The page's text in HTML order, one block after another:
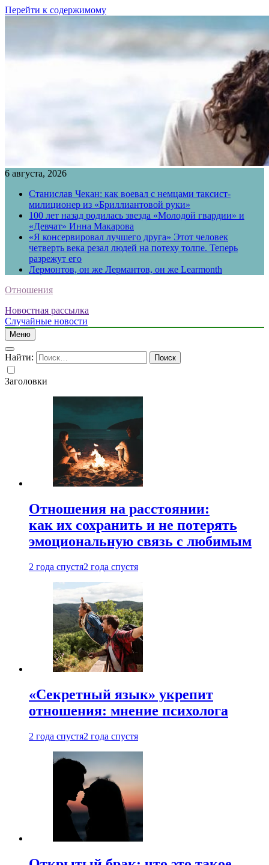
Перейти к содержимому
6 августа, 2026
Станислав Чекан: как воевал с немцами таксист-
милиционер из «Бриллиантовой руки»
100 лет назад родилась звезда «Молодой гвардии» и
«Девчат» Инна Макарова
«Я консервировал лучшего друга» Этот человек
четверть века резал людей на потеху толпе. Теперь
разрежут его
Лермонтов, он же Лермантов, он же Learmonth
Отношения
Новостная рассылка
Случайные новости
Меню
Найти:
Заголовки
Отношения на расстоянии:
как их сохранить и не потерять
эмоциональную связь с любимым
2 года спустя2 года спустя
«Секретный язык» укрепит
отношения: мнение психолога
2 года спустя2 года спустя